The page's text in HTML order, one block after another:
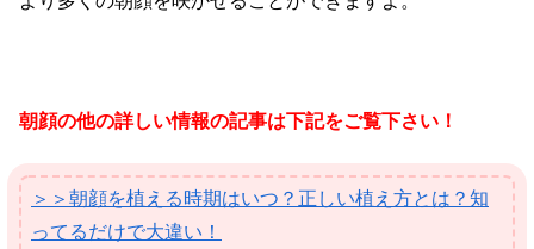
朝顔の他の詳しい情報の記事は下記をご覧下さい！
＞＞朝顔を植える時期はいつ？正しい植え方とは？知
ってるだけで大違い！